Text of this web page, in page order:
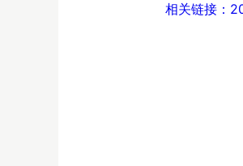
相关链接：